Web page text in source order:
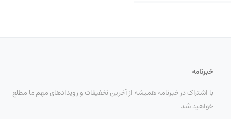
خبرنامه
با اشتراک در خبرنامه همیشه از آخرین تخفیفات و رویدادهای مهم ما مطلع
خواهید شد